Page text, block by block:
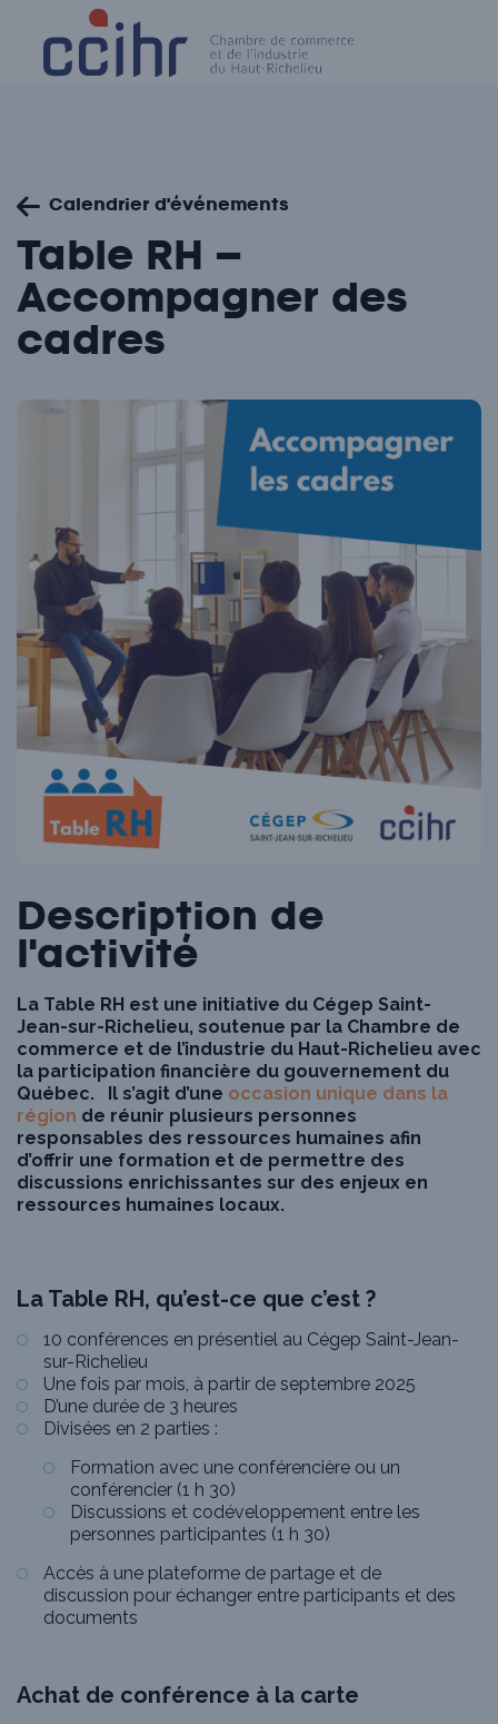
Calendrier d'événements
Table RH –
Accompagner des
cadres
Description de
l'activité
La Table RH est une initiative du Cégep Saint-
Jean-sur-Richelieu, soutenue par la Chambre de
commerce et de l’industrie du Haut-Richelieu avec
la participation financière du gouvernement du
Québec. Il s’agit d’une occasion unique dans la
région de réunir plusieurs personnes
responsables des ressources humaines afin
d’offrir une formation et de permettre des
discussions enrichissantes sur des enjeux en
ressources humaines locaux.
La Table RH, qu’est-ce que c’est ?
10 conférences en présentiel au Cégep Saint-Jean-
sur-Richelieu
Une fois par mois, à partir de septembre 2025
D’une durée de 3 heures
Divisées en 2 parties :
Formation avec une conférencière ou un
conférencier (1 h 30)
Discussions et codéveloppement entre les
personnes participantes (1 h 30)
Accès à une plateforme de partage et de
discussion pour échanger entre participants et des
documents
Achat de conférence à la carte